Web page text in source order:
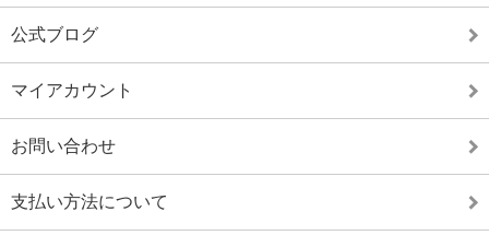
公式ブログ
マイアカウント
お問い合わせ
支払い方法について